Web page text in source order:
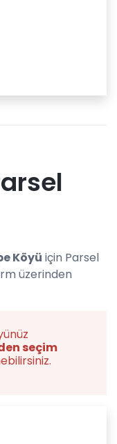
Köyü için Parsel
üzerinden
seçim